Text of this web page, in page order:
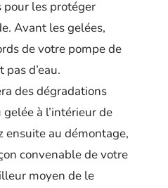
pour les protéger
Avant les gelées,
de votre pompe de
d’eau.
des dégradations
gelée à l’intérieur de
ensuite au démontage,
convenable de votre
moyen de le